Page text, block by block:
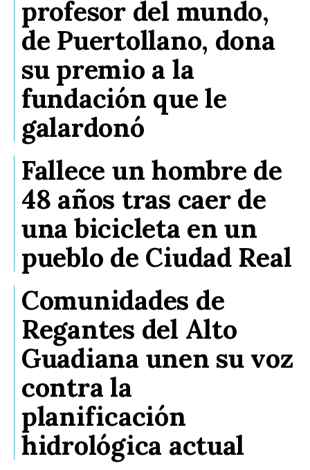
profesor del mundo,
de Puertollano, dona
su premio a la
fundación que le
galardonó
Fallece un hombre de
48 años tras caer de
una bicicleta en un
pueblo de Ciudad Real
Comunidades de
Regantes del Alto
Guadiana unen su voz
contra la
planificación
hidrológica actual